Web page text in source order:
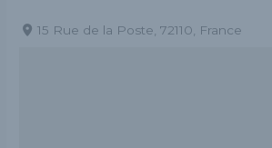
15 Rue de la Poste, 72110, France